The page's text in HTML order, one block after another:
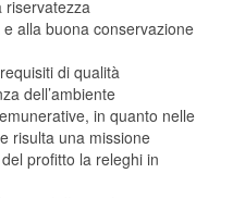
riservatezza
alla buona conservazione
di qualità
dell’ambiente
in quanto nelle
risulta una missione
profitto la releghi in